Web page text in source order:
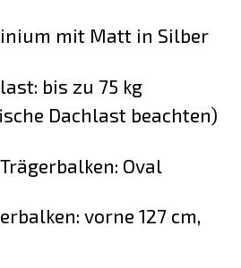
mit Matt in Silber
bis zu 75 kg
Dachlast beachten)
Oval
vorne 127 cm,